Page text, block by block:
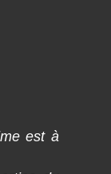
est à